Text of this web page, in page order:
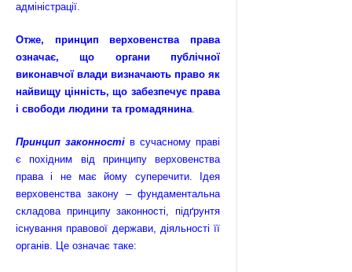
адміністрації.
Отже, принцип верховенства права
означає, що органи публічної
виконавчої влади визначають право як
найвищу цінність, що забезпечує права
і свободи людини та громадянина.
Принцип законності в сучасному праві
є похідним від принципу верховенства
права і не має йому суперечити. Ідея
верховенства закону – фундаментальна
складова принципу законності, підґрунтя
існування правової держави, діяльності її
органів. Це означає таке: